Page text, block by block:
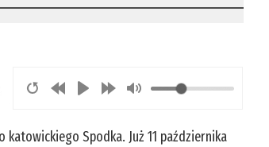
Spodka. Już 11 października